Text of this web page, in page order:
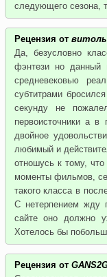
следующего сезона,
Рецензия от
Да, безусловно
фэнтези но данный
средневековью
субтитрами
секунду не
первоисточники а в
двойное
любимый и
отношусь к тому,
моменты фильмов,
такого класса в
С нетерпением жду
сайте оно должно
Хотелось бы
Рецензия от